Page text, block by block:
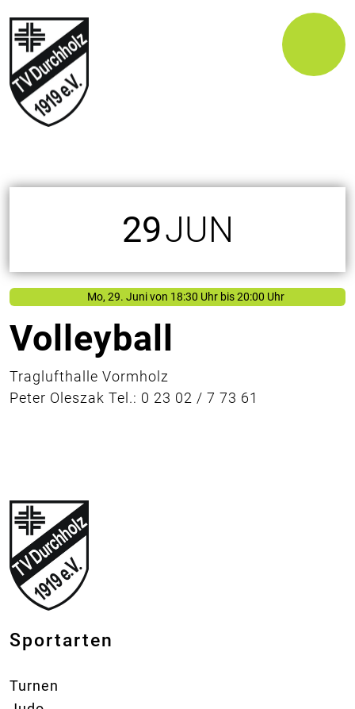
29JUN
Mo, 29. Junivon 18:30 Uhr bis 20:00 Uhr
Volleyball
Traglufthalle Vormholz
Peter Oleszak Tel.: 0 23 02 / 7 73 61
Sportarten
Turnen